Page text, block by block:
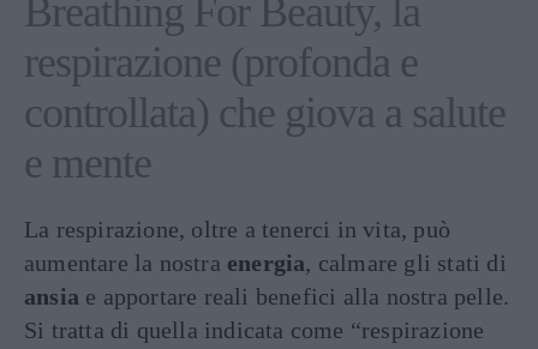
Breathing For Beauty, la
respirazione (profonda e
controllata) che giova a salute
e mente
La respirazione, oltre a tenerci in vita, può
aumentare la nostra energia, calmare gli stati di
ansia e apportare reali benefici alla nostra pelle.
Si tratta di quella indicata come “respirazione